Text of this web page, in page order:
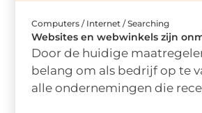
Computers / Internet / Searching
Websites en webwinkels zijn
Door de huidige
belang om als bedrijf op te
alle ondernemingen die